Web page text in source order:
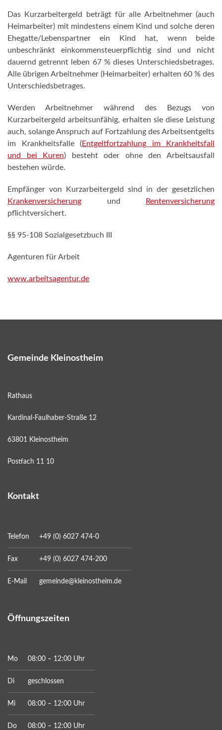
Das Kurzarbeitergeld beträgt für alle Arbeitnehmer (auch
Heimarbeiter) mit mindestens einem Kind und solche deren
Ehegatte/Lebenspartner ein Kind hat, wenn beide
unbeschränkt einkommensteuerpflichtig sind und nicht
dauernd getrennt leben 67 % dieses Unterschiedsbetrages.
Alle übrigen Arbeitnehmer (Heimarbeiter) erhalten 60 % des
Unterschiedsbetrages.
Werden Arbeitnehmer während des Bezugs von
Kurzarbeitergeld arbeitsunfähig, erhalten sie diese Leistung
auch, solange Anspruch auf Fortzahlung des Arbeitsentgelts
im Krankheitsfalle (Entgeltfortzahlung im Krankheitsfall
und bei Kuren) besteht oder ohne den Arbeitsausfall
bestehen würde.
Empfänger von Kurzarbeitergeld sind in der gesetzlichen
Krankenversicherung und
Rentenversicherung
pflichtversichert.
§§ 95-108 Sozialgesetzbuch III
Agenturen für Arbeit
www.arbeitsagentur.de
Gemeinde Kleinostheim
Rathaus
Kardinal-Faulhaber-Straße 12
63801 Kleinostheim
Postfach 11 10
Kontakt
Telefon +49 (0) 6027 474-0
Fax +49 (0) 6027 474-200
E-Mail gemeinde@kleinostheim.de
Öffnungszeiten
Mo 08:00 – 12:00 Uhr
Di geschlossen
Mi 08:00 – 12:00 Uhr
Do 08:00 – 12:00 Uhr